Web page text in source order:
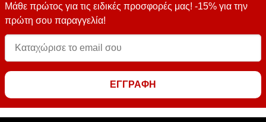
Μάθε πρώτος για τις ειδικές προσφορές μας! -15% για την
πρώτη σου παραγγελία!
ΕΓΓΡΑΦΗ